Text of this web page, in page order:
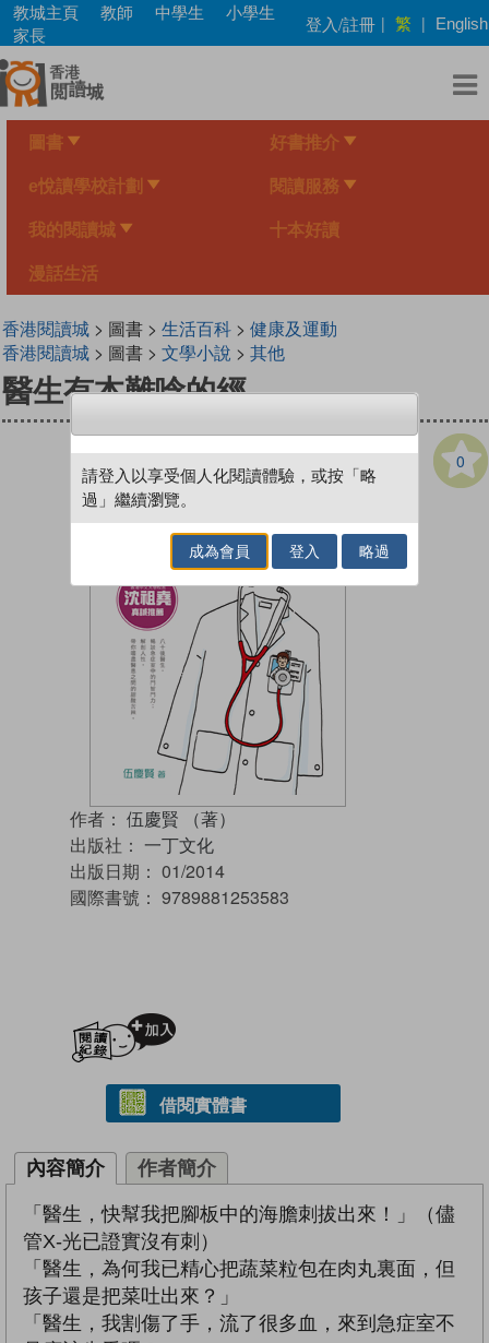
Skip
main
content
教城主頁 教師 中學生
小學生
家長
登入/註冊 | 繁 | English
圖書 好書推介
e悅讀學校計劃 閱讀服務
我的閱讀城 十本好讀
漫話生活
香港閱讀城> 圖書 > 生活百科> 健康及運動
香港閱讀城> 圖書 > 文學小說 > 其他
醫生有本難唸的經
0
作者： 伍慶賢 （著）
出版社： 一丁文化
出版日期： 01/2014
國際書號： 9789881253583
借閱實體書
內容簡介 作者簡介
「醫生，快幫我把腳板中的海膽刺拔出來！」（儘
管X-光已證實沒有刺）
「醫生，為何我已精心把蔬菜粒包在肉丸裏面，但
孩子還是把菜吐出來？」
「醫生，我割傷了手，流了很多血，來到急症室不
請登入以享受個人化閱讀體驗，或按「略
過」繼續瀏覽。
成為會員 登入 略過